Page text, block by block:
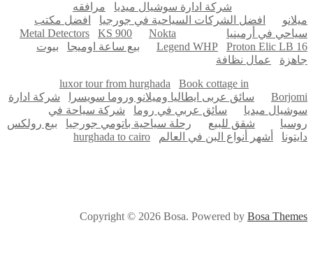
شركة ادارة سوشيال ميديا
مرافقه
افضل الشركات السياحية في جورجيا
افضل مكتب
في أرمينيا
Metal Detectors KS 900
Nokta
Legend WHP
Proton Elic LB بيع ساعة اوميجا
بيوت
عمال نظافة
luxor tour from hurghada
Book cottage in
سائق عربى ايطاليا وميلانو وروما سويسرا
شركة ادارة
ميديا
سائق عربي في روما
شركة سياحة في
شقق للبيع رحلة سياحية باتومي جورجيا
بيع رولكس
أشهر أنواع البن في العالم hurghada to cairo
Copyright © 2026 Bosa. Powered byBosa